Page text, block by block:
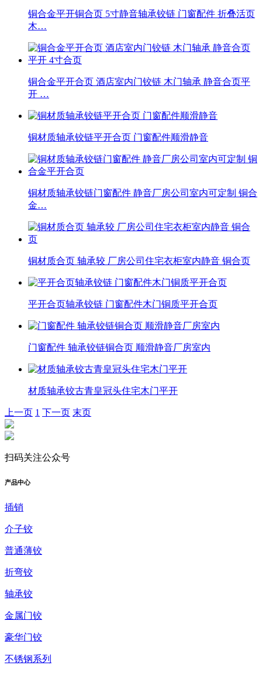
铜合金平开铜合页 5寸静音轴承铰链 门窗配件 折叠活页
木…
铜合金平开合页 酒店室内门铰链 木门轴承 静音合页平
开 …
铜材质轴承铰链平开合页 门窗配件顺滑静音
铜材质轴承铰链门窗配件 静音厂房公司室内可定制 铜合
金…
铜材质合页 轴承较 厂房公司住宅衣柜室内静音 铜合页
平开合页轴承铰链 门窗配件木门铜质平开合页
门窗配件 轴承铰链铜合页 顺滑静音厂房室内
材质轴承铰古青皇冠头住宅木门平开
上一页 1 下一页 末页
扫码关注公众号
产品中心
插销
介子铰
普通薄铰
折弯铰
轴承铰
金属门铰
豪华门铰
不锈钢系列